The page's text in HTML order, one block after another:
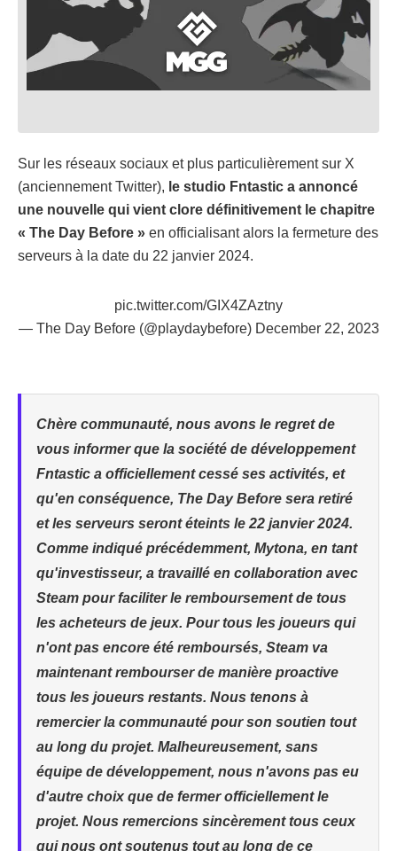
Sur les réseaux sociaux et plus particulièrement sur X
(anciennement Twitter), le studio Fntastic a annoncé
une nouvelle qui vient clore définitivement le chapitre
« The Day Before » en officialisant alors la fermeture des
serveurs à la date du 22 janvier 2024.
pic.twitter.com/GIX4ZAztny
— The Day Before (@playdaybefore) December 22, 2023
Chère communauté, nous avons le regret de
vous informer que la société de développement
Fntastic a officiellement cessé ses activités, et
qu'en conséquence, The Day Before sera retiré
et les serveurs seront éteints le 22 janvier 2024.
Comme indiqué précédemment, Mytona, en tant
qu'investisseur, a travaillé en collaboration avec
Steam pour faciliter le remboursement de tous
les acheteurs de jeux. Pour tous les joueurs qui
n'ont pas encore été remboursés, Steam va
maintenant rembourser de manière proactive
tous les joueurs restants. Nous tenons à
remercier la communauté pour son soutien tout
au long du projet. Malheureusement, sans
équipe de développement, nous n'avons pas eu
d'autre choix que de fermer officiellement le
projet. Nous remercions sincèrement tous ceux
qui nous ont soutenus tout au long de ce